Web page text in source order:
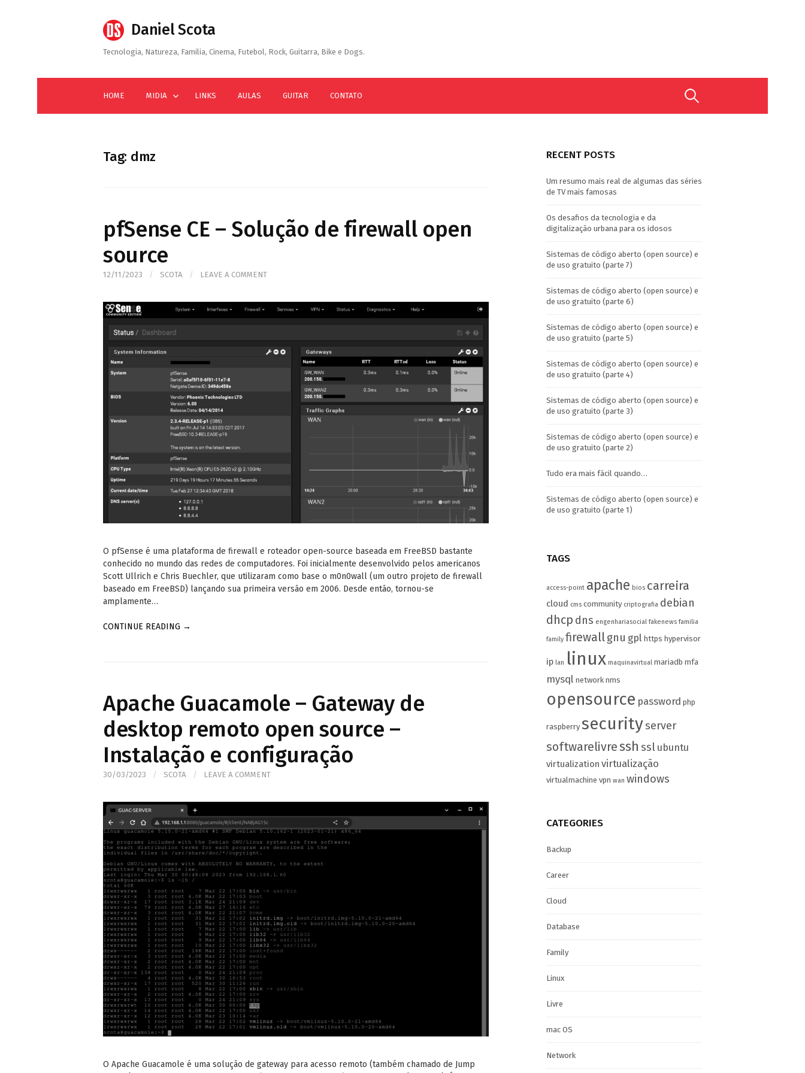
Daniel Scota
Tecnologia, Natureza, Familia, Cinema, Futebol, Rock, Guitarra, Bike e Dogs.
HOME MIDIA LINKS AULAS GUITAR CONTATO Search
Tag: dmz
pfSense CE – Solução de firewall open
source
12/11/2023 / SCOTA / LEAVE A COMMENT
O pfSense é uma plataforma de firewall e roteador open-source baseada em FreeBSD bastante
conhecido no mundo das redes de computadores. Foi inicialmente desenvolvido pelos americanos
Scott Ullrich e Chris Buechler, que utilizaram como base o m0n0wall (um outro projeto de firewall
baseado em FreeBSD) lançando sua primeira versão em 2006. Desde então, tornou-se
amplamente…
CONTINUE READING →
Apache Guacamole – Gateway de
desktop remoto open source –
Instalação e configuração
30/03/2023 / SCOTA / LEAVE A COMMENT
O Apache Guacamole é uma solução de gateway para acesso remoto (também chamado de Jump
RECENT POSTS
Um resumo mais real de algumas das séries
de TV mais famosas
Os desafios da tecnologia e da
digitalização urbana para os idosos
Sistemas de código aberto (open source) e
de uso gratuito (parte 7)
Sistemas de código aberto (open source) e
de uso gratuito (parte 6)
Sistemas de código aberto (open source) e
de uso gratuito (parte 5)
Sistemas de código aberto (open source) e
de uso gratuito (parte 4)
Sistemas de código aberto (open source) e
de uso gratuito (parte 3)
Sistemas de código aberto (open source) e
de uso gratuito (parte 2)
Tudo era mais fácil quando…
Sistemas de código aberto (open source) e
de uso gratuito (parte 1)
TAGS
access-point apache bios carreira
cloud cms community criptografia debian
dhcp dns engenhariasocial fakenews familia
family firewallgnu gpl https hypervisor
ip lan linux maquinavirtual mariadb mfa
mysql network nms
opensource password php
raspberry securityserver
softwarelivressh ssl ubuntu
virtualization virtualização
virtualmachine vpn wan windows
CATEGORIES
Backup
Career
Cloud
Database
Family
Linux
Livre
mac OS
Network